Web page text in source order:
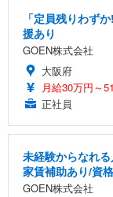
「定員残りわず
援あり
GOEN株式会社
大阪府
月給30万円～
正社員
未経験からなれ
家賃補助あり/資
GOEN株式会社